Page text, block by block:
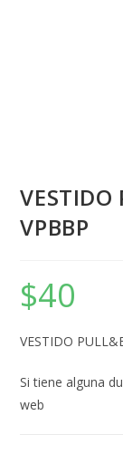
VPBBP
$40
VESTIDO
Si tiene alguna
web